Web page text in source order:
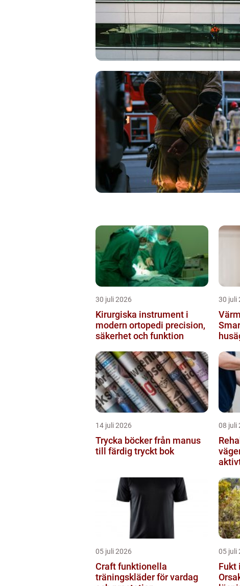
30 juli 2026
Kirurgiska instrument i
modern ortopedi precision,
säkerhet och funktion
30 juli
14 juli 2026
Trycka böcker från manus
till färdig tryckt bok
08 juli
05 juli 2026
Craft funktionella
träningskläder för vardag
05 juli
Fukt